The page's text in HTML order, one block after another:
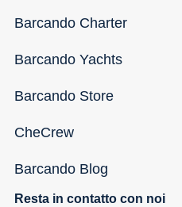
Barcando Charter
Barcando Yachts
Barcando Store
CheCrew
Barcando Blog
Resta in contatto con noi